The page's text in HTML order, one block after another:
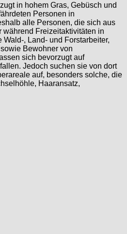
in hohem Gras, Gebüsch und
Personen in
alle Personen, die sich aus
während Freizeitaktivitäten in
, Land- und Forstarbeiter,
Bewohner von
sich bevorzugt auf
Jedoch suchen sie von dort
auf, besonders solche, die
Haaransatz,